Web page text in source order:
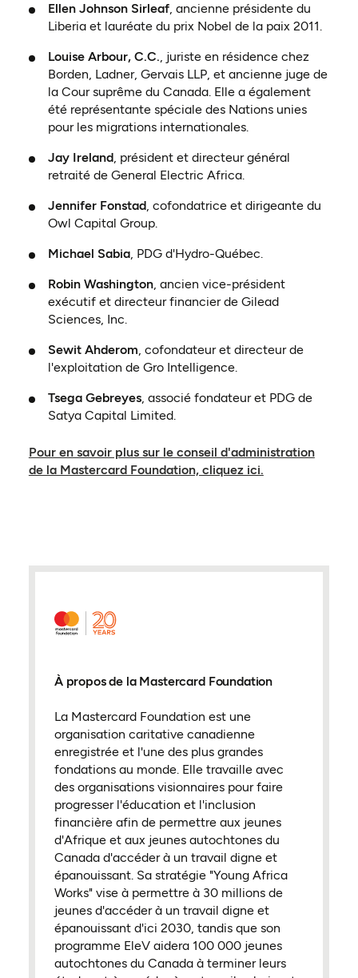
Ellen Johnson Sirleaf, ancienne présidente du
Liberia et lauréate du prix Nobel de la paix 2011.
Louise Arbour, C.C., juriste en résidence chez
Borden, Ladner, Gervais LLP, et ancienne juge de
la Cour suprême du Canada. Elle a également
été représentante spéciale des Nations unies
pour les migrations internationales.
Jay Ireland, président et directeur général
retraité de General Electric Africa.
Jennifer Fonstad, cofondatrice et dirigeante du
Owl Capital Group.
Michael Sabia, PDG d'Hydro-Québec.
Robin Washington, ancien vice-président
exécutif et directeur financier de Gilead
Sciences, Inc.
Sewit Ahderom, cofondateur et directeur de
l'exploitation de Gro Intelligence.
Tsega Gebreyes, associé fondateur et PDG de
Satya Capital Limited.
Pour en savoir plus sur le conseil d'administration
de la Mastercard Foundation, cliquez ici.
À propos de la Mastercard Foundation
La Mastercard Foundation est une
organisation caritative canadienne
enregistrée et l'une des plus grandes
fondations au monde. Elle travaille avec
des organisations visionnaires pour faire
progresser l'éducation et l'inclusion
financière afin de permettre aux jeunes
d'Afrique et aux jeunes autochtones du
Canada d'accéder à un travail digne et
épanouissant. Sa stratégie "Young Africa
Works" vise à permettre à 30 millions de
jeunes d'accéder à un travail digne et
épanouissant d'ici 2030, tandis que son
programme EleV aidera 100 000 jeunes
autochtones du Canada à terminer leurs